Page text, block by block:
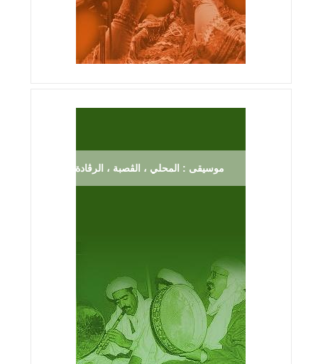
موسيقى : المحلي ، الڨصبة ، الرڨادة